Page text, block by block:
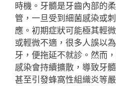
時機。牙髓是牙齒內部的
管，一旦受到細菌感染或
應。初期症狀可能極其輕
或輕微不適，很多人誤以
牙，便拖延不就診。然而
感染會持續擴散，導致牙
甚至引發蜂窩性組織炎等